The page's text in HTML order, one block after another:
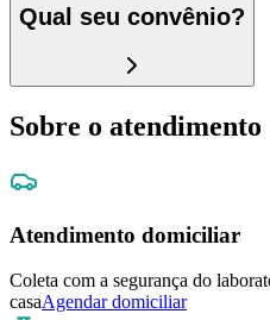
Qual seu convênio?
Sobre o atendimento
Atendimento domiciliar
Coleta com a segurança do
casaAgendar domiciliar